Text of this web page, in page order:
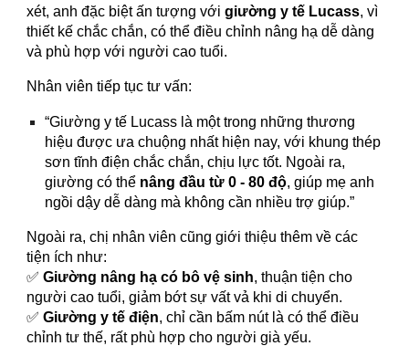
xét, anh đặc biệt ấn tượng vớigiường y tế Lucass, vì
thiết kế chắc chắn, có thể điều chỉnh nâng hạ dễ dàng
và phù hợp với người cao tuổi.
Nhân viên tiếp tục tư vấn:
“Giường y tế Lucass là một trong những thương
hiệu được ưa chuộng nhất hiện nay, với khung thép
sơn tĩnh điện chắc chắn, chịu lực tốt. Ngoài ra,
giường có thể nâng đầu từ 0 - 80 độ, giúp mẹ anh
ngồi dậy dễ dàng mà không cần nhiều trợ giúp.”
Ngoài ra, chị nhân viên cũng giới thiệu thêm về các
tiện ích như:
✅Giường nâng hạ có bô vệ sinh, thuận tiện cho
người cao tuổi, giảm bớt sự vất vả khi di chuyển.
✅Giường y tế điện, chỉ cần bấm nút là có thể điều
chỉnh tư thế, rất phù hợp cho người già yếu.